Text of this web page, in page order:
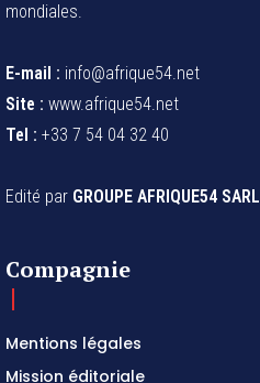
mondiales.
E-mail : info@afrique54.net
Site : www.afrique54.net
Tel : +33 7 54 04 32 40
Edité par GROUPE AFRIQUE54 SARL
Compagnie
Mentions légales
Mission éditoriale